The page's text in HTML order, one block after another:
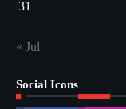
31
« Jul
Social Icons